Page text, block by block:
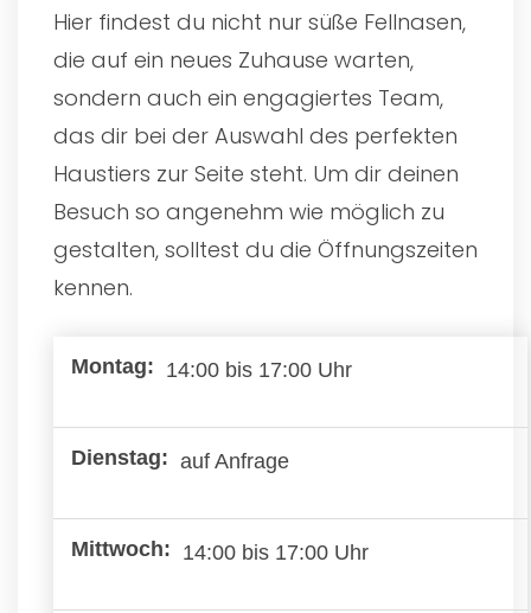
Hier findest du nicht nur süße Fellnasen,
die auf ein neues Zuhause warten,
sondern auch ein engagiertes Team,
das dir bei der Auswahl des perfekten
Haustiers zur Seite steht. Um dir deinen
Besuch so angenehm wie möglich zu
gestalten, solltest du die Öffnungszeiten
kennen.
14:00 bis 17:00 Uhr
auf Anfrage
14:00 bis 17:00 Uhr